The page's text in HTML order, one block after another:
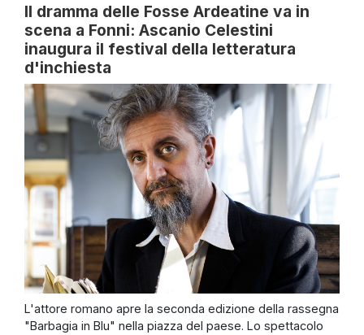
Il dramma delle Fosse Ardeatine va in
scena a Fonni: Ascanio Celestini
inaugura il festival della letteratura
d'inchiesta
L'attore romano apre la seconda edizione della rassegna
"Barbagia in Blu" nella piazza del paese. Lo spettacolo